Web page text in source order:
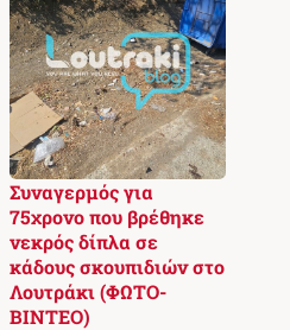
Συναγερμός για
75χρονο που βρέθηκε
νεκρός δίπλα σε
κάδους σκουπιδιών στο
Λουτράκι (ΦΩΤΟ-
ΒΙΝΤΕΟ)